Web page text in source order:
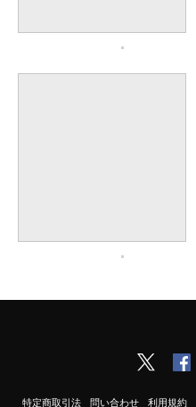
特定商取引法 問い合わせ 利用規約